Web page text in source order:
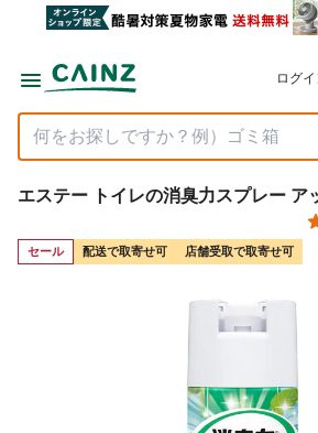
ログ
エステー トイレの消臭力スプレー ア
セール 配送で取寄せ可 店舗受取で取寄せ可